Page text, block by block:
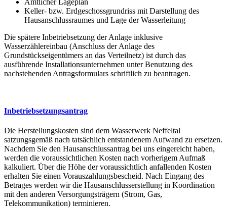
Amtlicher Lageplan
Keller- bzw. Erdgeschossgrundriss mit Darstellung des
Hausanschlussraumes und Lage der Wasserleitung
Die spätere Inbetriebsetzung der Anlage inklusive
Wasserzählereinbau (Anschluss der Anlage des
Grundstückseigentümers an das Verteilnetz) ist durch das
ausführende Installationsunternehmen unter Benutzung des
nachstehenden Antragsformulars schriftlich zu beantragen.
Inbetriebsetzungsantrag
Die Herstellungskosten sind dem Wasserwerk Neffeltal
satzungsgemäß nach tatsächlich entstandenem Aufwand zu ersetzen.
Nachdem Sie den Hausanschlussantrag bei uns eingereicht haben,
werden die voraussichtlichen Kosten nach vorherigem Aufmaß
kalkuliert. Über die Höhe der voraussichtlich anfallenden Kosten
erhalten Sie einen Vorauszahlungsbescheid. Nach Eingang des
Betrages werden wir die Hausanschlusserstellung in Koordination
mit den anderen Versorgungsträgern (Strom, Gas,
Telekommunikation) terminieren.